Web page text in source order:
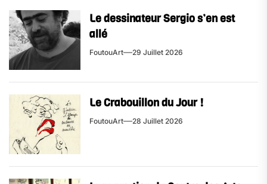
Le dessinateur Sergio s’en est
allé
FoutouArt 29 Juillet 2026
Le Crabouillon du Jour !
FoutouArt 28 Juillet 2026